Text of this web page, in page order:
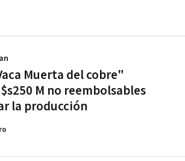
Muerta del cobre"
M no reembolsables
la producción